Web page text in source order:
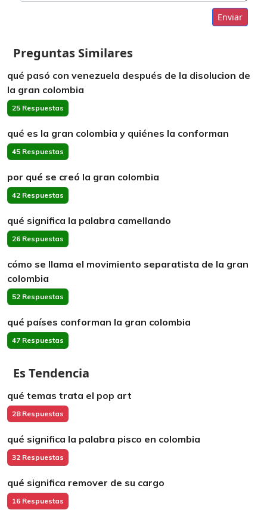
Enviar
Preguntas Similares
qué pasó con venezuela después de la disolucion de
la gran colombia
25 Respuestas
qué es la gran colombia y quiénes la conforman
45 Respuestas
por qué se creó la gran colombia
42 Respuestas
qué significa la palabra camellando
26 Respuestas
cómo se llama el movimiento separatista de la gran
colombia
52 Respuestas
qué países conforman la gran colombia
47 Respuestas
Es Tendencia
qué temas trata el pop art
28 Respuestas
qué significa la palabra pisco en colombia
32 Respuestas
qué significa remover de su cargo
16 Respuestas